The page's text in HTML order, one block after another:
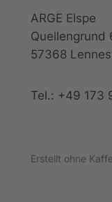
ARGE Elspe
Quellengrund
57368
Tel.: +49 173
Erstellt ohne